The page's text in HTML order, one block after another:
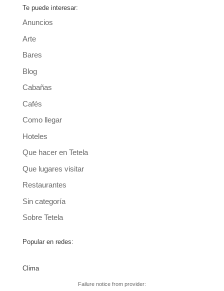
Te puede interesar:
Anuncios
Arte
Bares
Blog
Cabañas
Cafés
Como llegar
Hoteles
Que hacer en Tetela
Que lugares visitar
Restaurantes
Sin categoría
Sobre Tetela
Popular en redes:
Clima
Failure notice from provider: